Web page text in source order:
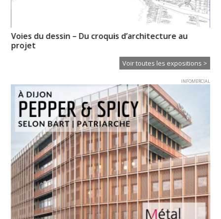
Voies du dessin – Du croquis d’architecture au
projet
Voir toutes les expositions >
INFOMERCIAL